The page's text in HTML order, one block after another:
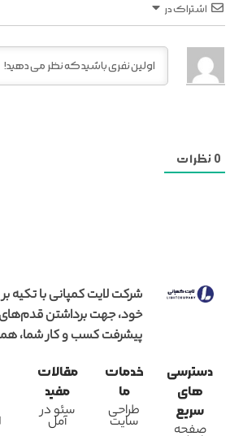
اشتراک در
0 نظرات
شرکت لایت کمپانی با تکیه
خود، جهت برداشتن
پیشرفت کسب و کار شما،
دسترسی
های
سریع
صفحه
خدمات
ما
طراحی
سایت
مقالات
مفید
سئو در
آمل